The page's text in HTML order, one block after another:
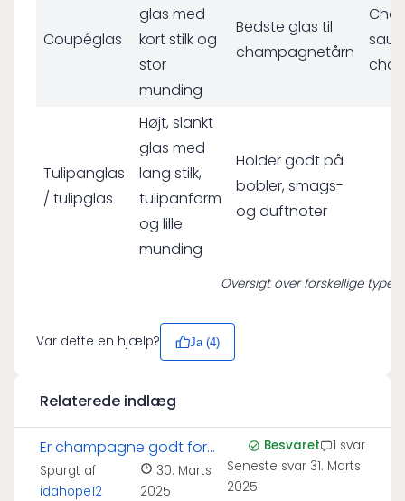
Oversigt over forskellige
Coupéglas
glas med
kort stilk og
stor
munding
Bedste glas til
champagnetårn
Tulipanglas
/ tulipglas
Højt, slankt
glas med
lang stilk,
tulipanform
og lille
munding
Holder godt på
bobler, smags-
og duftnoter
Var dette en hjælp? Ja (4)
Relaterede indlæg
Er champagne godt for
huden?
Spurgt af
idahope12
30. Marts
2025
Besvaret
1 svar
Seneste svar31. Marts
2025